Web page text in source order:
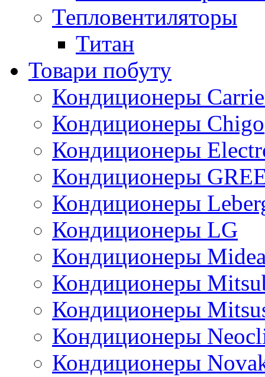
Тепловентиляторы
Титан
Товари побуту
Кондиционеры
Кондиционеры Chigo
Кондиционеры
Кондиционеры
Кондиционеры
Кондиционеры LG
Кондиционеры
Кондиционеры
Кондиционеры
Кондиционеры
Кондиционеры